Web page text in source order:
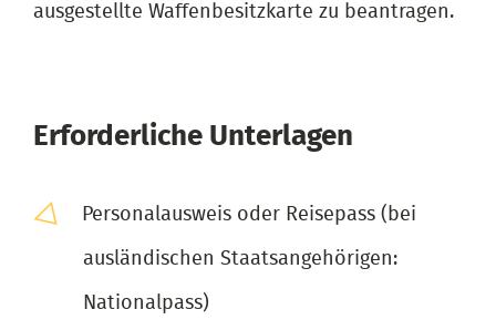
ausgestellte Waffenbesitzkarte zu beantragen.
Erforderliche Unterlagen
Personalausweis oder Reisepass (bei
ausländischen Staatsangehörigen:
Nationalpass)